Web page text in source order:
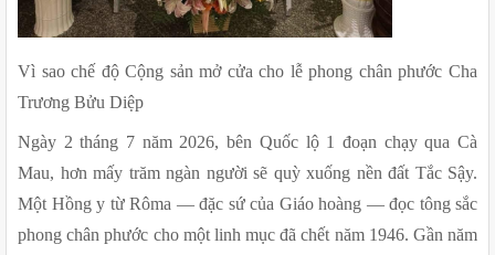
Vì sao chế độ Cộng sản mở cửa cho lễ phong chân phước Cha
Trương Bửu Diệp
Ngày 2 tháng 7 năm 2026, bên Quốc lộ 1 đoạn chạy qua Cà
Mau, hơn mấy trăm ngàn người sẽ quỳ xuống nền đất Tắc Sậy.
Một Hồng y từ Rôma — đặc sứ của Giáo hoàng — đọc tông sắc
phong chân phước cho một linh mục đã chết năm 1946. Gần năm